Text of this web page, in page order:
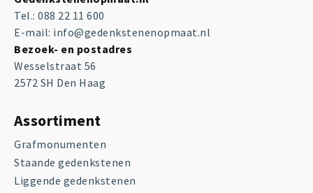
Tel.: 088 22 11 600
E-mail: info@gedenkstenenopmaat.nl
Bezoek- en postadres
Wesselstraat 56
2572 SH Den Haag
Assortiment
Grafmonumenten
Staande gedenkstenen
Liggende gedenkstenen